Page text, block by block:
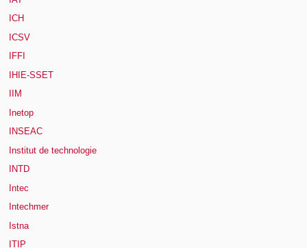
ICH
ICSV
IFFI
IHIE-SSET
IIM
Inetop
INSEAC
Institut de technologie
INTD
Intec
Intechmer
Istna
ITIP